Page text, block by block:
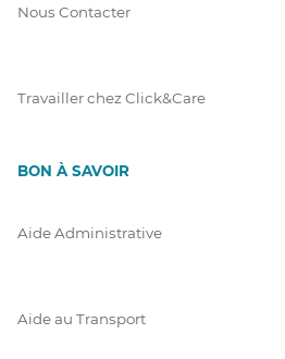
Nous Contacter
Travailler chez Click&Care
BON À SAVOIR
Aide Administrative
Aide au Transport